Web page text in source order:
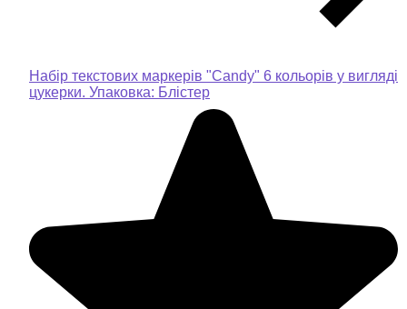
Набір текстових маркерів "Candy" 6 кольорів у вигляді
цукерки. Упаковка: Блістер